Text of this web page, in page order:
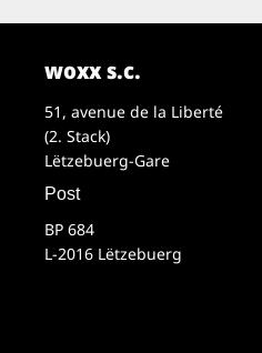
woxx s.c.
51, avenue de la Liberté
(2. Stack)
Lëtzebuerg-Gare
Post
BP 684
L-2016 Lëtzebuerg